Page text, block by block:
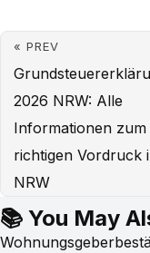
« PREV
2026 NRW: Alle
Informationen zum
richtigen Vordruck
NRW
📚 You May